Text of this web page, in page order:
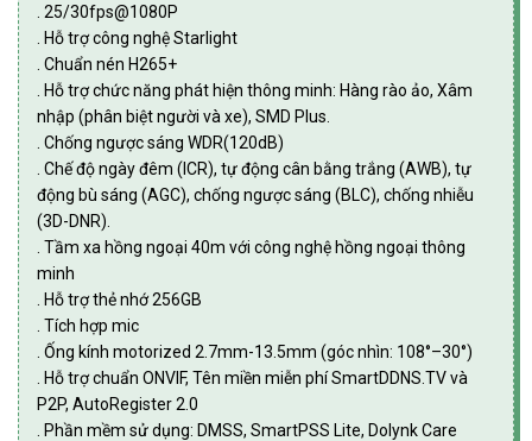
. 25/30fps@1080P
. Hỗ trợ công nghệ Starlight
. Chuẩn nén H265+
. Hỗ trợ chức năng phát hiện thông minh: Hàng rào ảo, Xâm
nhập (phân biệt người và xe), SMD Plus.
. Chống ngược sáng WDR(120dB)
. Chế độ ngày đêm (ICR), tự động cân bằng trắng (AWB), tự
động bù sáng (AGC), chống ngược sáng (BLC), chống nhiễu
(3D-DNR).
. Tầm xa hồng ngoại 40m với công nghệ hồng ngoại thông
minh
. Hỗ trợ thẻ nhớ 256GB
. Tích hợp mic
. Ống kính motorized 2.7mm-13.5mm (góc nhìn: 108°–30°)
. Hỗ trợ chuẩn ONVIF, Tên miền miễn phí SmartDDNS.TV và
P2P, AutoRegister 2.0
. Phần mềm sử dụng: DMSS, SmartPSS Lite, Dolynk Care